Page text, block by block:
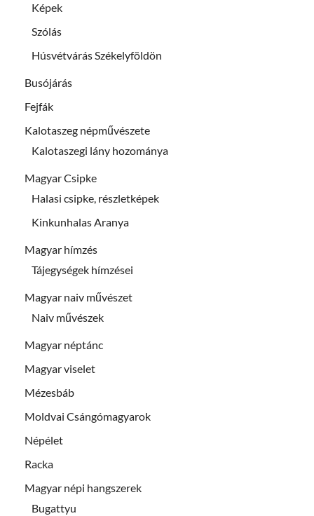
Képek
Szólás
Húsvétvárás Székelyföldön
Busójárás
Fejfák
Kalotaszeg népművészete
Kalotaszegi lány hozománya
Magyar Csipke
Halasi csipke, részletképek
Kinkunhalas Aranya
Magyar hímzés
Tájegységek hímzései
Magyar naiv művészet
Naiv művészek
Magyar néptánc
Magyar viselet
Mézesbáb
Moldvai Csángómagyarok
Népélet
Racka
Magyar népi hangszerek
Bugattyu